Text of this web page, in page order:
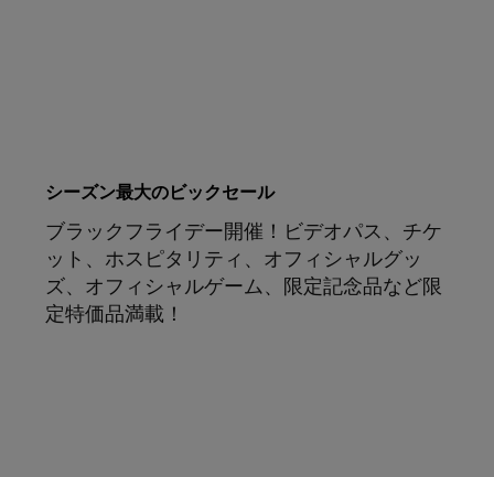
シーズン最大のビックセール
ブラックフライデー開催！ビデオパス、チケ
ット、ホスピタリティ、オフィシャルグッ
ズ、オフィシャルゲーム、限定記念品など限
定特価品満載！